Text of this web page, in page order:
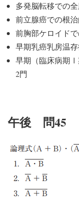
多発脳転移での
前立腺癌での根
前胸部ケロイド
早期乳癌乳房温
早期（臨床病期Ⅰ
2門
午後 問45